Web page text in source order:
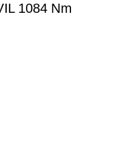
1084 Nm